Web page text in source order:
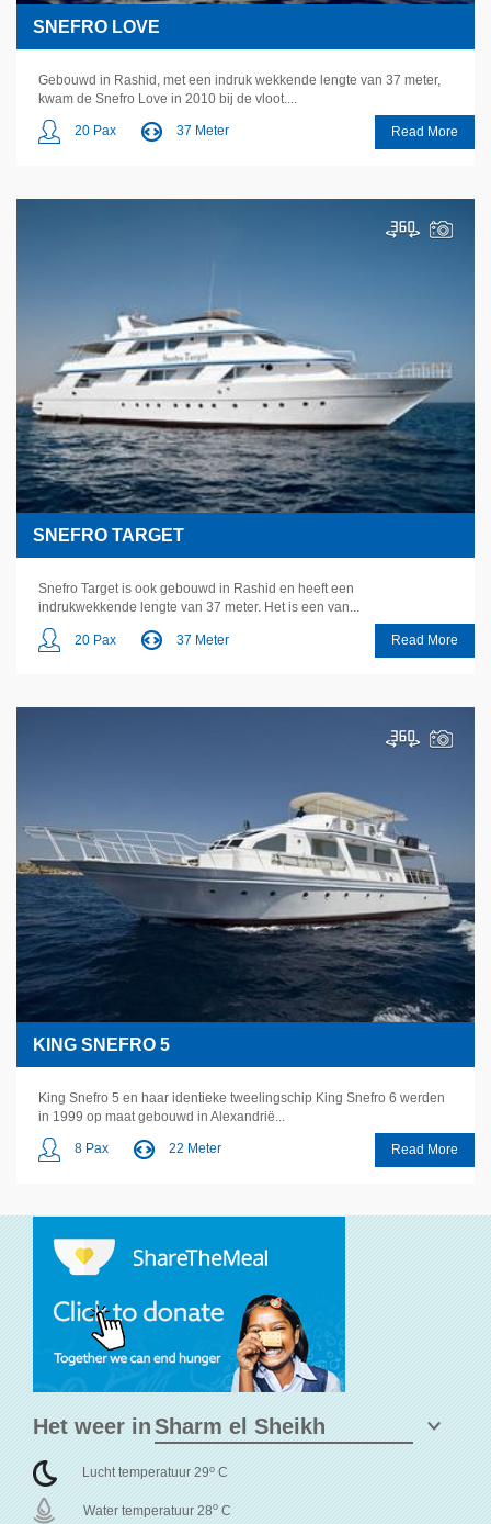
SNEFRO LOVE
Gebouwd in Rashid, met een indruk wekkende lengte van 37 meter,
kwam de Snefro Love in 2010 bij de vloot....
20 Pax 37 Meter Read More
SNEFRO TARGET
Snefro Target is ook gebouwd in Rashid en heeft een
indrukwekkende lengte van 37 meter. Het is een van...
20 Pax 37 Meter Read More
KING SNEFRO 5
King Snefro 5 en haar identieke tweelingschip King Snefro 6 werden
in 1999 op maat gebouwd in Alexandrië...
8 Pax 22 Meter Read More
Het weer in
Lucht temperatuur 29o C
Water temperatuur 28o C